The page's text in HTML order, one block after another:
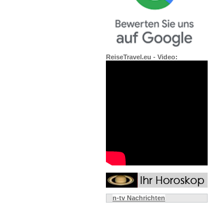
ReiseTravel.eu - Video:
n-tv Nachrichten